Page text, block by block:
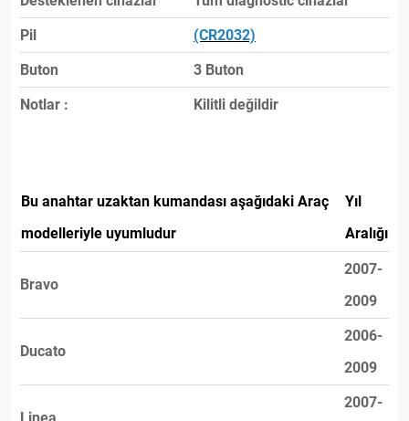
Pil
(CR2032)
Buton
3 Buton
Notlar :
Kilitli değildir
Bu anahtar uzaktan kumandası aşağıdaki Araç
modelleriyle uyumludur
Yıl
Aralığı
Bravo
2007-
2009
Ducato
2006-
2009
2007-